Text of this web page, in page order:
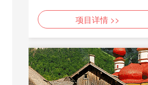
项目详情 >>